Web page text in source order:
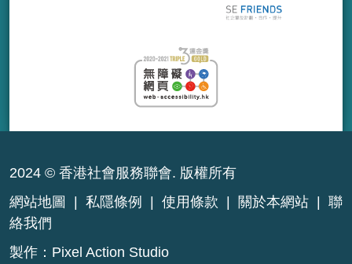
2024 © 香港社會服務聯會. 版權所有
網站地圖
私隱條例 使用條款 關於本網站
聯
絡我們
製作： Pixel Action Studio